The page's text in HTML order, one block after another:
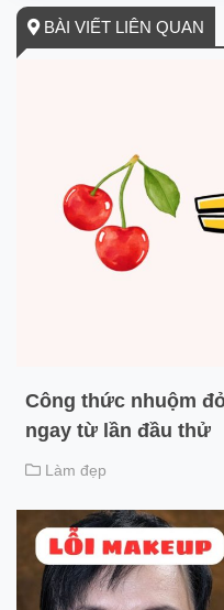
BÀI VIẾT LIÊN QUAN
Công thức nhuộm
ngay từ lần đầu thử
Làm đẹp